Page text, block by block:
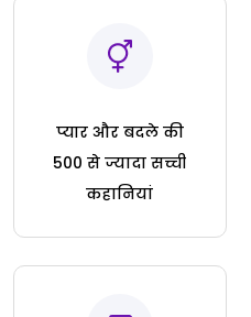
प्यार और बदले की
500 से ज्यादा सच्ची
कहानियां